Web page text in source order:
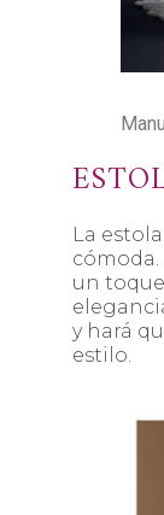
La
cómoda.
un
y hará
estilo.